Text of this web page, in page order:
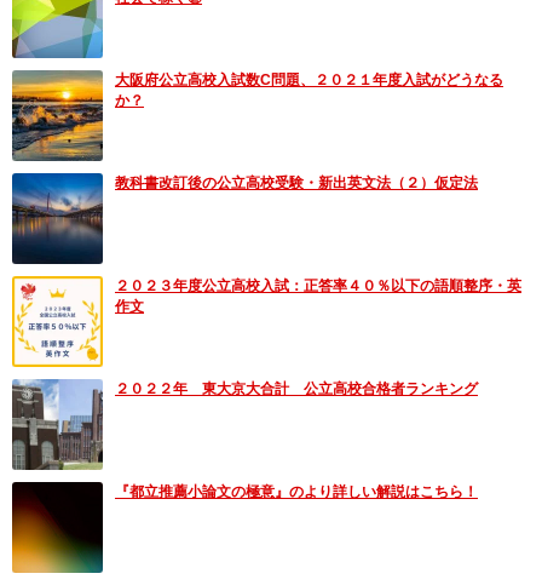
大阪府公立高校入試数C問題、２０２１年度入試がどうなる
か？
教科書改訂後の公立高校受験・新出英文法（２）仮定法
２０２３年度公立高校入試：正答率４０％以下の語順整序・英
作文
２０２２年 東大京大合計 公立高校合格者ランキング
『都立推薦小論文の極意』のより詳しい解説はこちら！